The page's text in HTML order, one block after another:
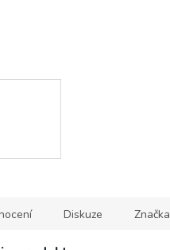
Diskuze Značka